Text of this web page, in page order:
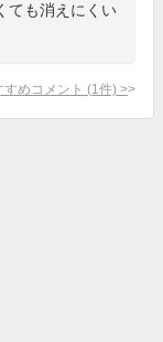
ても消えにくい
めコメント (1 件) >